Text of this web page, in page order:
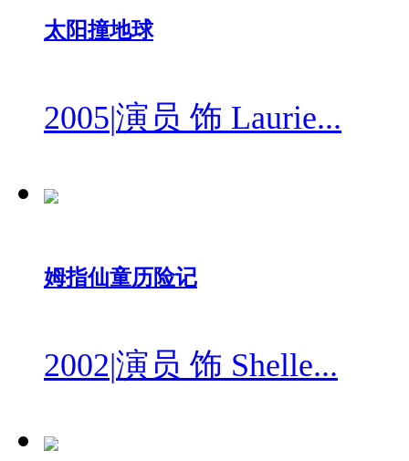
太阳撞地球
2005|演员 饰 Laurie...
姆指仙童历险记
2002|演员 饰 Shelle...